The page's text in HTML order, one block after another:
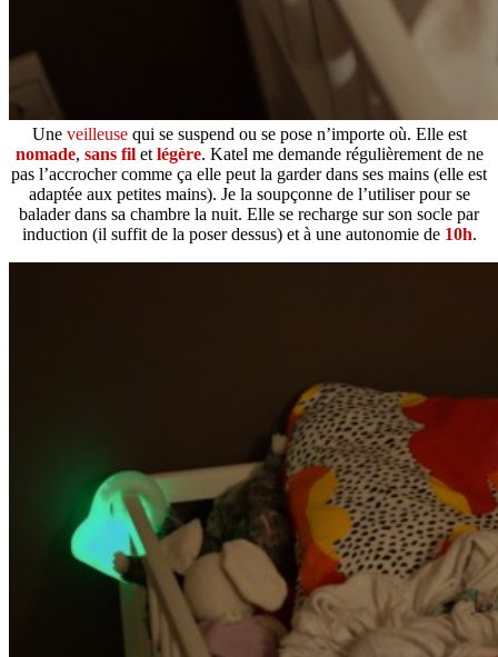
Une veilleusequi se suspend ou se pose n’importe où. Elle est
nomade, sans filet légère. Katel me demande régulièrement de ne
pas l’accrocher comme ça elle peut la garder dans ses mains (elle est
adaptée aux petites mains). Je la soupçonne de l’utiliser pour se
balader dans sa chambre la nuit. Elle se recharge sur son socle par
induction (il suffit de la poser dessus) et à une autonomie de 10h.